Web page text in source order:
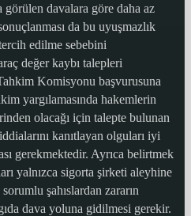
davalara göre daha az
da bu uyuşmazlık
edilme sebebini
değer kaybı talepleri
Komisyonu başvurusuna
yargılamasında hakemlerin
olacağı için talepte bulunan
kanıtlayan olguları iyi
gerekmektedir. Ayrıca belirtmek
yalnızca sigorta şirketi aleyhine
şahıslardan zararın
dava yoluna gidilmesi gerekir.